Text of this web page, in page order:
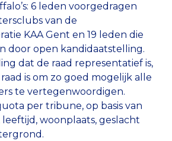
6 leden voorgedragen
van de
KAA Gent en 19 leden die
door open kandidaatstelling.
dat de raad representatief is,
is om zo goed mogelijk alle
te vertegenwoordigen.
per tribune, op basis van
woonplaats, geslacht